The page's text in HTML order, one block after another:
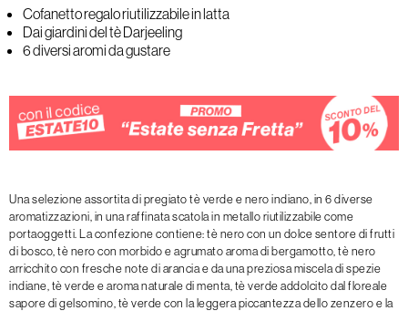
Cofanetto regalo riutilizzabile in latta
Dai giardini del tè Darjeeling
6 diversi aromi da gustare
Una selezione assortita di pregiato tè verde e nero indiano, in 6 diverse
aromatizzazioni, in una raffinata scatola in metallo riutilizzabile come
portaoggetti. La confezione contiene: tè nero con un dolce sentore di frutti
di bosco, tè nero con morbido e agrumato aroma di bergamotto, tè nero
arricchito con fresche note di arancia e da una preziosa miscela di spezie
indiane, tè verde e aroma naturale di menta, tè verde addolcito dal floreale
sapore di gelsomino, tè verde con la leggera piccantezza dello zenzero e la